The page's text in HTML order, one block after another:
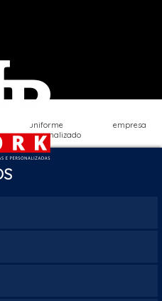
uniforme empresa
personalizado